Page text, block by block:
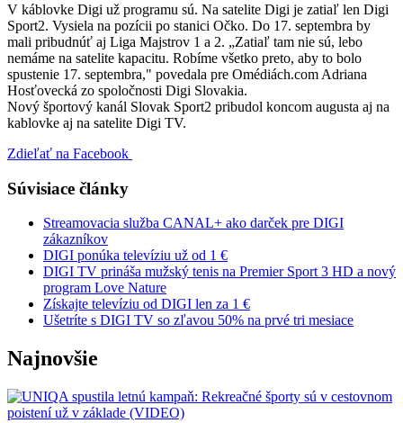
V káblovke Digi už programu sú. Na satelite Digi je zatiaľ len Digi
Sport2. Vysiela na pozícii po stanici Očko. Do 17. septembra by
mali pribudnúť aj Liga Majstrov 1 a 2. „Zatiaľ tam nie sú, lebo
nemáme na satelite kapacitu. Robíme všetko preto, aby to bolo
spustenie 17. septembra," povedala pre Omédiách.com Adriana
Hosťovecká zo spoločnosti Digi Slovakia.
Nový športový kanál Slovak Sport2 pribudol koncom augusta aj na
kablovke aj na satelite Digi TV.
Zdieľať na Facebook
Súvisiace články
Streamovacia služba CANAL+ ako darček pre DIGI
zákazníkov
DIGI ponúka televíziu už od 1 €
DIGI TV prináša mužský tenis na Premier Sport 3 HD a nový
program Love Nature
Získajte televíziu od DIGI len za 1 €
Ušetríte s DIGI TV so zľavou 50% na prvé tri mesiace
Najnovšie